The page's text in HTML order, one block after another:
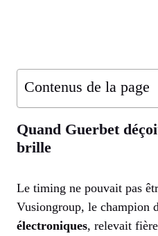
Contenus de la page
Quand Guerbet
brille
Le timing ne pouvait pas
Vusiongroup, le champion
électroniques, relevait